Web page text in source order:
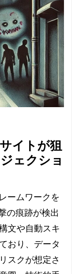
イトが狙
ェクショ
ームワークを
の痕跡が検出
文や自動スキ
おり、データ
スクが想定さ